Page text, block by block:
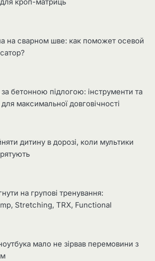
кроп-матриць
на сварном шве: как поможет осевой
бетонною підлогою: інструменти та
максимальної довговічності
дитину в дорозі, коли мультики
на групові тренування:
Stretching, TRX, Functional
мало не зірвав перемовини з